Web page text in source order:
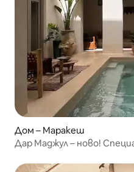
Дом – Маракеш
Дар